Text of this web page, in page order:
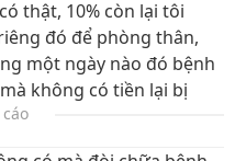
thật, 10% còn lại tôi
đó để phòng thân,
một ngày nào đó bệnh
không có tiền lại bị